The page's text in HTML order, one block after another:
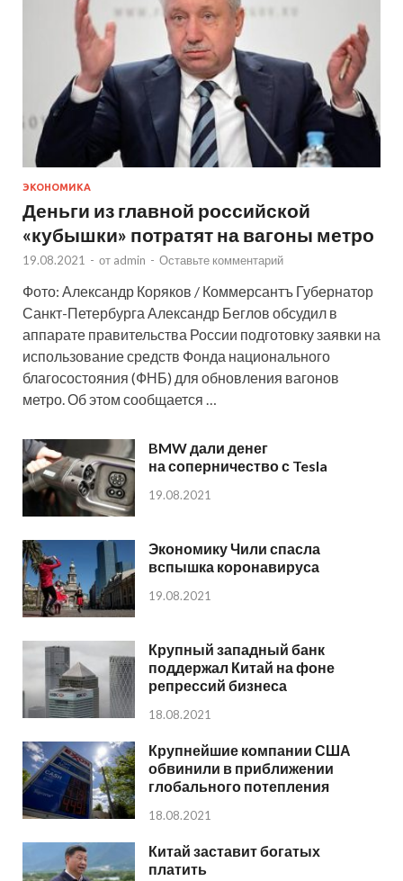
ЭКОНОМИКА
Деньги из главной российской
«кубышки» потратят на вагоны метро
19.08.2021 - от admin - Оставьте комментарий
Фото: Александр Коряков / Коммерсантъ Губернатор
Санкт-Петербурга Александр Беглов обсудил в
аппарате правительства России подготовку заявки на
использование средств Фонда национального
благосостояния (ФНБ) для обновления вагонов
метро. Об этом сообщается …
BMW дали денег
на соперничество с Tesla
19.08.2021
Экономику Чили спасла
вспышка коронавируса
19.08.2021
Крупный западный банк
поддержал Китай на фоне
репрессий бизнеса
18.08.2021
Крупнейшие компании США
обвинили в приближении
глобального потепления
18.08.2021
Китай заставит богатых
платить